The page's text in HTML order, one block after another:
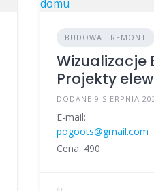
BUDOWA I REMONT
Wizualizacje
Projekty
DODANE 9 SIERPNIA
E-mail:
pogoots@gmail.com
Cena: 490